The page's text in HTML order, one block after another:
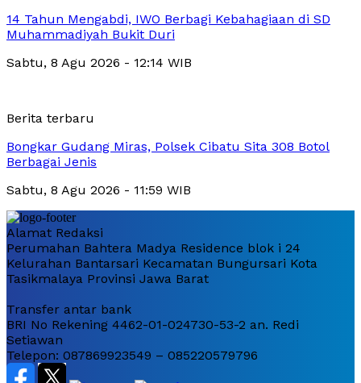
14 Tahun Mengabdi, IWO Berbagi Kebahagiaan di SD
Muhammadiyah Bukit Duri
Sabtu, 8 Agu 2026 - 12:14 WIB
Berita terbaru
Bongkar Gudang Miras, Polsek Cibatu Sita 308 Botol
Berbagai Jenis
Sabtu, 8 Agu 2026 - 11:59 WIB
Alamat Redaksi
Perumahan Bahtera Madya Residence blok i 24
Kelurahan Bantarsari Kecamatan Bungursari Kota
Tasikmalaya Provinsi Jawa Barat
Transfer antar bank
BRI No Rekening 4462-01-024730-53-2 an. Redi
Setiawan
Telepon: 087869923549 – 085220579796